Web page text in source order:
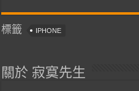
標籤 IPHONE
關於 寂寞先生